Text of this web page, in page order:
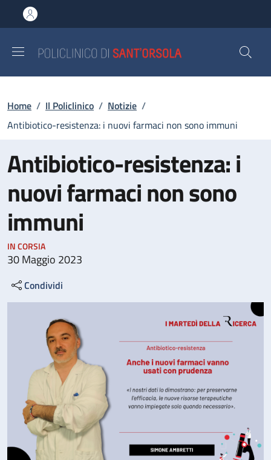
al contenuto principale
to footer content
Briciole di pane
Home / Il Policlinico / Notizie /
Antibiotico-resistenza: i nuovi farmaci non sono immuni
Antibiotico-resistenza: i
nuovi farmaci non sono
immuni
IN CORSIA
30 Maggio 2023
Condividi